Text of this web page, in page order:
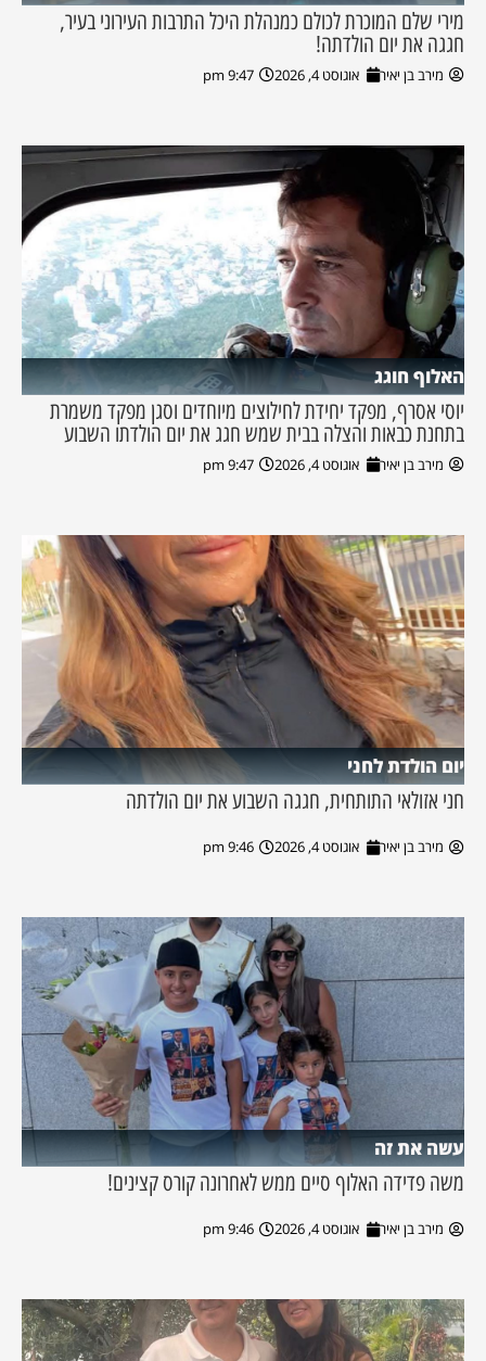
מירי שלם המוכרת לכולם כמנהלת היכל התרבות העירוני בעיר,
חגגה את יום הולדתה!
מירב בן יאיר אוגוסט 4, 2026 9:47 pm
האלוף חוגג
יוסי אסרף, מפקד יחידת לחילוצים מיוחדים וסגן מפקד משמרת
בתחנת כבאות והצלה בבית שמש חגג את יום הולדתו השבוע
מירב בן יאיר אוגוסט 4, 2026 9:47 pm
יום הולדת לחני
חני אזולאי התותחית, חגגה השבוע את יום הולדתה
מירב בן יאיר אוגוסט 4, 2026 9:46 pm
עשה את זה
משה פדידה האלוף סיים ממש לאחרונה קורס קצינים!
מירב בן יאיר אוגוסט 4, 2026 9:46 pm